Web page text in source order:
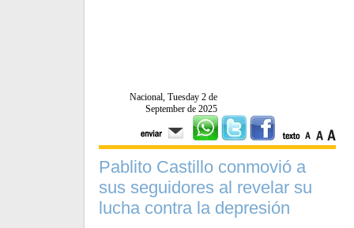
Nacional, Tuesday 2 de
September de 2025
Pablito Castillo conmovió a
sus seguidores al revelar su
lucha contra la depresión